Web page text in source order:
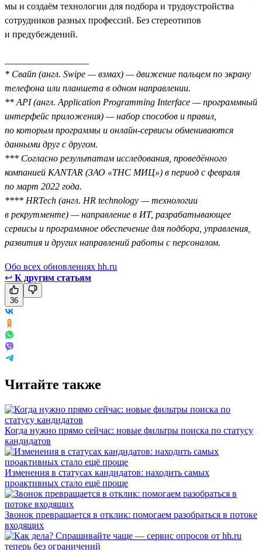
мы и создаём технологии для подбора и трудоустройства
сотрудников разных профессий. Без стереотипов
и предубеждений.
* Свайп (англ. Swipe — взмах) — движение пальцем по экрану
телефона или планшета в одном направлении.
** API (англ. Application Programming Interface — программный
интерфейс приложения) — набор способов и правил,
по которым программы и онлайн-сервисы обмениваются
данными друг с другом.
*** Согласно результатам исследования, проведённого
компанией KANTAR (ЗАО «ТНС МИЦ») в период с февраля
по март 2022 года.
**** HRTech (англ. HR technology — технологии
в рекрутменте) — направление в ИТ, разрабатывающее
сервисы и программное обеспечение для подбора, управления,
развития и других направлений работы с персоналом.
Обо всех обновлениях hh.ru
↩ К другим статьям
36
Читайте также
Когда нужно прямо сейчас: новые фильтры поиска по статусу
кандидатов
Изменения в статусах кандидатов: находить самых
проактивных стало ещё проще
Звонок превращается в отклик: помогаем разобраться в потоке
входящих